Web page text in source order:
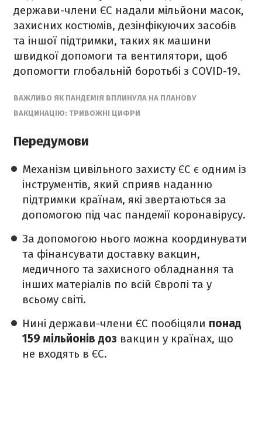
держави-члени ЄС надали мільйони масок,
захисних костюмів, дезінфікуючих засобів
та іншої підтримки, таких як машини
швидкої допомоги та вентилятори, щоб
допомогти глобальній боротьбі з COVID-19.
ВАЖЛИВО ЯК ПАНДЕМІЯ ВПЛИНУЛА НА ПЛАНОВУ
ВАКЦИНАЦІЮ: ТРИВОЖНІ ЦИФРИ
Передумови
Механізм цивільного захисту ЄС є одним із
інструментів, який сприяв наданню
підтримки країнам, які звертаються за
допомогою під час пандемії коронавірусу.
За допомогою нього можна координувати
та фінансувати доставку вакцин,
медичного та захисного обладнання та
інших матеріалів по всій Європі та у
всьому світі.
Нині держави-члени ЄС пообіцяли понад
159 мільйонів доз вакцин у країнах, що
не входять в ЄС.